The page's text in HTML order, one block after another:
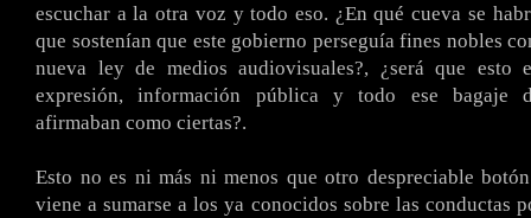
escuchar a la otra voz y todo eso. ¿En qué cueva se
que sostenían que este gobierno perseguía fines nobles
nueva ley de medios audiovisuales?, ¿será que esto
expresión, información pública y todo ese bagaje
afirmaban como ciertas?.
Esto no es ni más ni menos que otro despreciable
viene a sumarse a los ya conocidos sobre las conductas